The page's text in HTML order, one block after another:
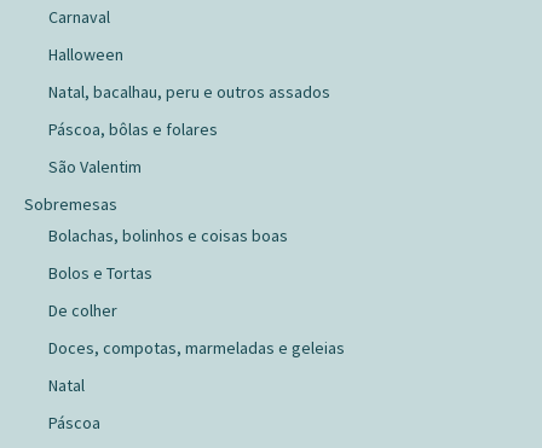
Carnaval
Halloween
Natal, bacalhau, peru e outros assados
Páscoa, bôlas e folares
São Valentim
Sobremesas
Bolachas, bolinhos e coisas boas
Bolos e Tortas
De colher
Doces, compotas, marmeladas e geleias
Natal
Páscoa